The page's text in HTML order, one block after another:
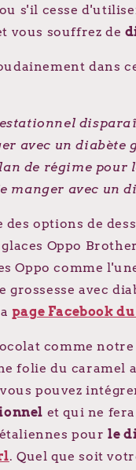
s'il cesse
vous souffrez de
dans
avec un diabète
de régime pour
manger avec un
options de
Oppo
Oppo comme
avec
page Facebook
comme
folie du caramel
pouvez
et qui ne
pourle
. Quel que soit